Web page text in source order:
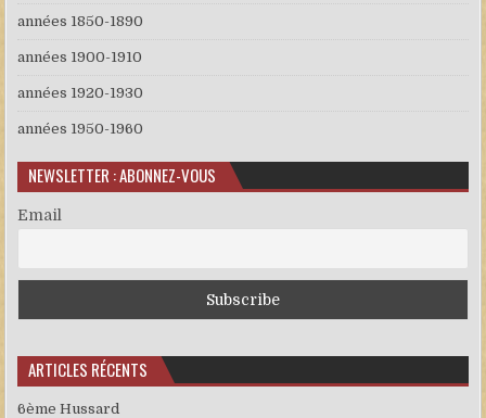
années 1850-1890
années 1900-1910
années 1920-1930
années 1950-1960
NEWSLETTER : ABONNEZ-VOUS
Email
ARTICLES RÉCENTS
6ème Hussard